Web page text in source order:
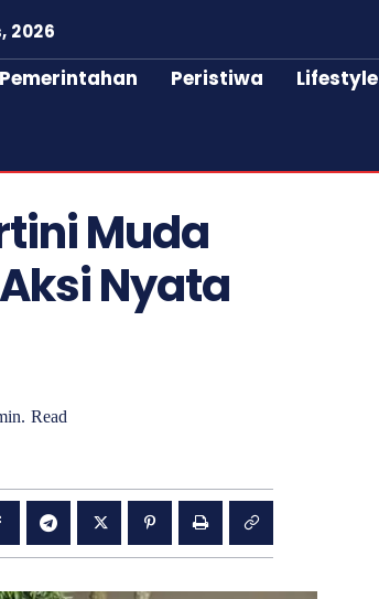
2026
Pemerintahan Peristiwa Lifestyle
Muda
Nyata
Read